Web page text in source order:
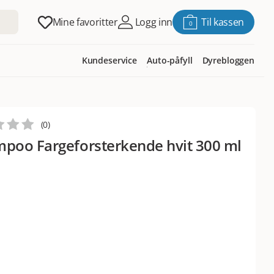
Mine favoritter Logg inn 0 Til kassen
Kundeservice Auto-påfyll Dyrebloggen
Fargeforsterkende hvit 300 ml
(0)